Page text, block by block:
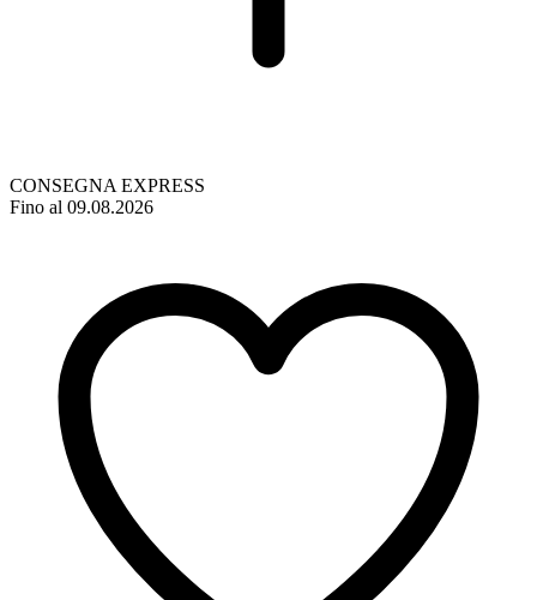
CONSEGNA EXPRESS
Fino al 09.08.2026